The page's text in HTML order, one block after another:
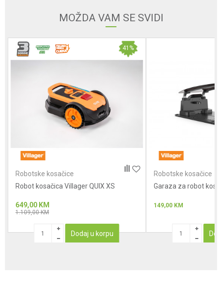
Anti-spam zaštita - izračunajte koliko je 4 + 1 :
POŠALJI
MOŽDA VAM SE SVIDI
41 %
Robotske kosačice
Robot kosačica Villager QUIX XS
649,00 KM
1.109,00KM
Dodaj u korpu
Robotske kosačice
Garaza za robot
149,00 KM